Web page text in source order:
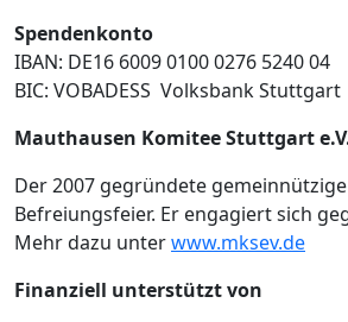
Spendenkonto
IBAN: DE16 6009 0100 0276 5240 04
BIC: VOBADESS Volksbank Stuttgart
Mauthausen Komitee Stuttgart
Der 2007 gegründete
Befreiungsfeier. Er engagiert sich
Mehr dazu unterwww.mksev.de
Finanziell unterstützt von